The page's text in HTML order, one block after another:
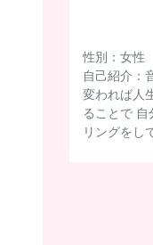
性別：女性
自己紹介：
変われば人
ることで
リングをし